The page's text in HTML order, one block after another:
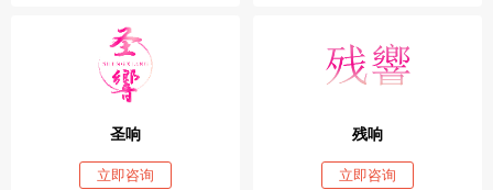
圣响
立即咨询
残响
立即咨询